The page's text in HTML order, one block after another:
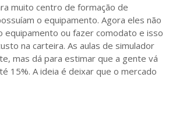
muito centro de formação de
o equipamento. Agora eles não
equipamento ou fazer comodato e isso
na carteira. As aulas de simulador
mas dá para estimar que a gente vá
15%. A ideia é deixar que o mercado